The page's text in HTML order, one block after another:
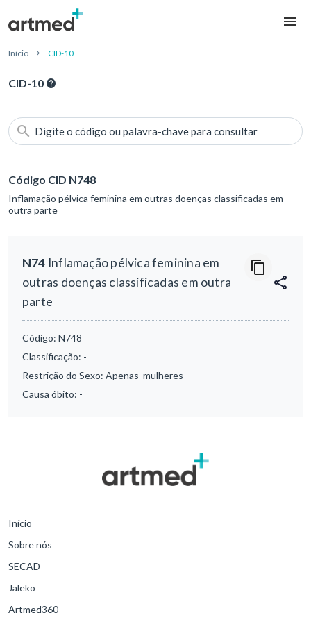
Início CID-10
CID-10
Digite o código ou palavra-chave para consultar
Código CID N748
Inflamação pélvica feminina em outras doenças classificadas em
outra parte
N74 Inflamação pélvica feminina em
outras doenças classificadas em outra
parte
Código: N748
Classificação: -
Restrição do Sexo: Apenas_mulheres
Causa óbito: -
Início
Sobre nós
SECAD
Jaleko
Artmed360